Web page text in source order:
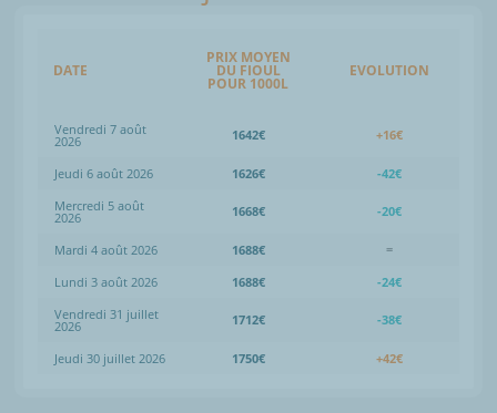
DATE
PRIX MOYEN
DU FIOUL
POUR 1000L
EVOLUTION
Vendredi 7 août
2026 1642€ +16€
Jeudi 6 août 2026 1626€
-42€
Mercredi 5 août
2026 1668€ -20€
Mardi 4 août 2026 1688€
=
Lundi 3 août 2026
1688€
-24€
Vendredi 31 juillet
2026 1712€ -38€
Jeudi 30 juillet 2026 1750€ +42€